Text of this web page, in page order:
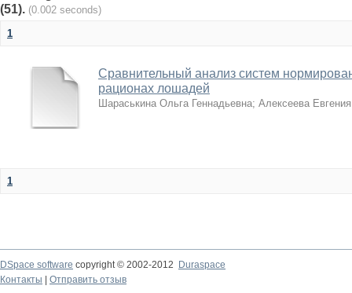
(51). (0.002 seconds)
1
Сравнительный анализ систем
рационах лошадей
Шараськина Ольга Геннадьевна; Алексеева
1
DSpace software copyright © 2002-2012
Duraspace
Контакты
Отправить отзыв